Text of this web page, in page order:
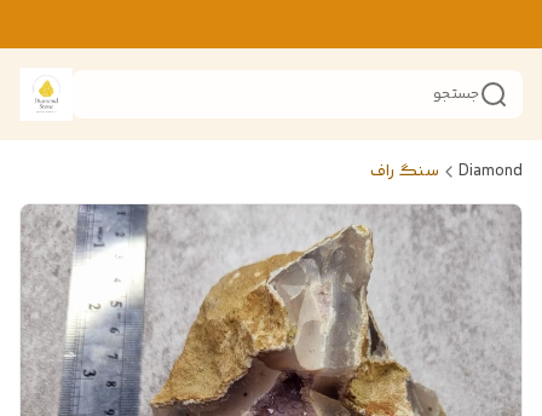
جستجو
Diamond سنگ راف